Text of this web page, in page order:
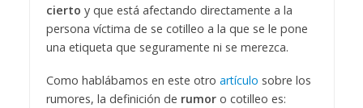
cierto y que está afectando directamente a la
persona víctima de se cotilleo a la que se le pone
una etiqueta que seguramente ni se merezca.
Como hablábamos en este otro artículo sobre los
rumores, la definición de rumoro cotilleo es: